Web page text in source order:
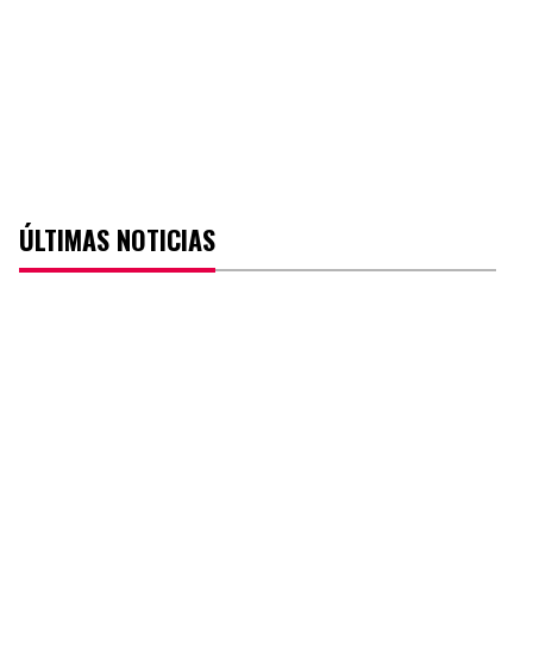
ÚLTIMAS NOTICIAS